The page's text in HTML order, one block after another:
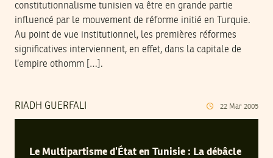
constitutionnalisme tunisien va être en grande partie
influencé par le mouvement de réforme initié en Turquie.
Au point de vue institutionnel, les premières réformes
significatives interviennent, en effet, dans la capitale de
l’empire othomm […].
RIADH GUERFALI 22 Mar 2005
Le Multipartisme d’État en Tunisie : La débâcle